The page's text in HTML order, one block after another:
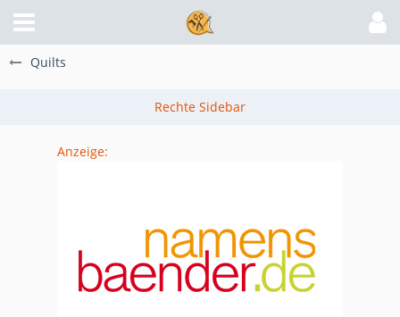
Quilts
Anzeige: